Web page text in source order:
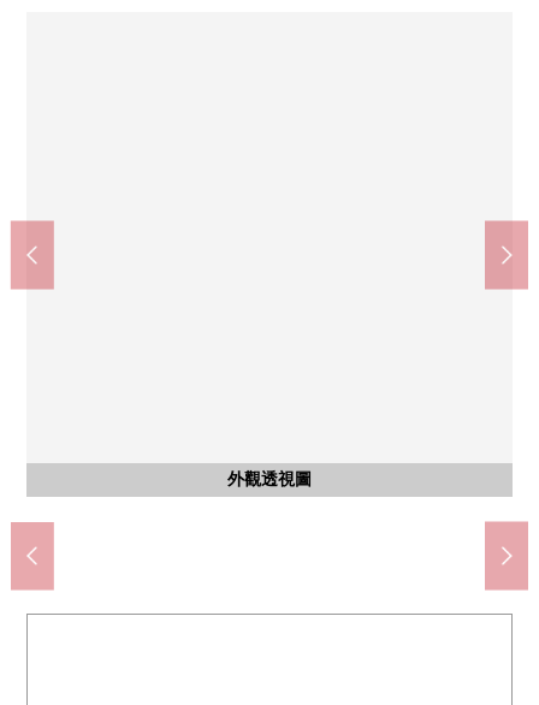
外觀透視圖
外觀透視圖
外觀
外觀
外觀
2026年4月拍攝
外觀
2026年4月拍攝
含有前面道路的外觀
2026年4月拍攝
含有前面道路的外觀
2026年4月拍攝
含有前面道路的外觀
2026年4月拍攝
外觀
2026年4月拍攝
外觀
2026年4月拍攝
外觀
2026年4月拍攝
外觀
2026年4月拍攝
含有前面道路的外觀
2026年4月拍攝
含有前面道路的外觀
2026年4月拍攝
Yaoko杉並桃井店(約300m)
步行4分鐘。
Mybasket杉並桃井3丁目商店(約190m)
步行3分鐘。
杉並區立桃井空地公園(約60m)
步行1分鐘。
醫療法人財團荻窪醫院(約390m)
步行5分鐘。
杉並區立井荻中學(約900m)
步行12分鐘。
通用藥店荻窪商店(約350m)
步行5分鐘。
荻窪郵局(約240m)
步行3分鐘。